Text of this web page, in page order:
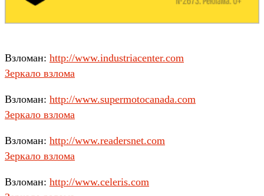
Взломан: http://www.industriacenter.com
Зеркало взлома
Взломан: http://www.supermotocanada.com
Зеркало взлома
Взломан: http://www.readersnet.com
Зеркало взлома
Взломан: http://www.celeris.com